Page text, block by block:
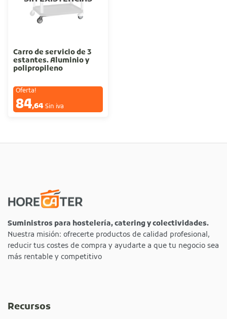
Carro de servicio de 3
estantes. Aluminio y
polipropileno
Oferta!
84,64 Sin iva
Suministros para hostelería, catering y colectividades.
Nuestra misión: ofrecerte productos de calidad profesional,
reducir tus costes de compra y ayudarte a que tu negocio sea
más rentable y competitivo
Recursos